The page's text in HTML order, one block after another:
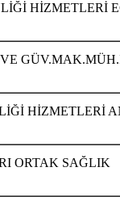
HİZMETLERİ
HİZMETLERİ
ORTAK SAĞLIK